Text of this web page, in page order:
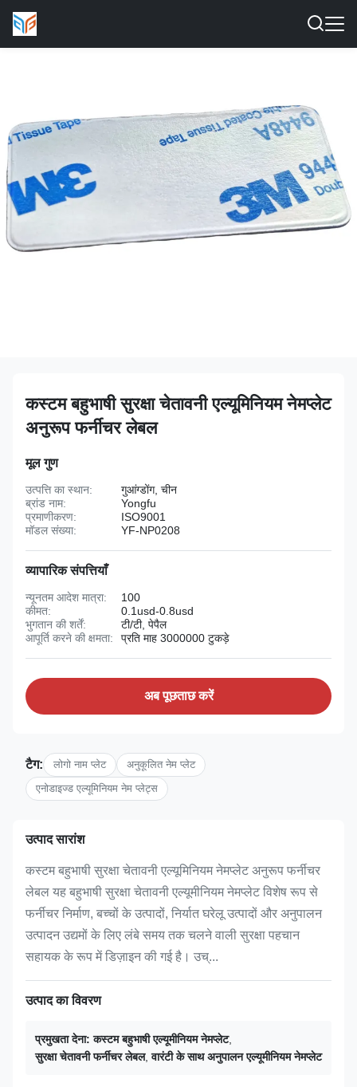
कस्टम बहुभाषी सुरक्षा चेतावनी एल्यूमिनियम नेमप्लेट
अनुरूप फर्नीचर लेबल
मूल गुण
उत्पत्ति का स्थान:
गुआंग्डोंग, चीन
ब्रांड नाम:
Yongfu
प्रमाणीकरण:
ISO9001
मॉडल संख्या:
YF-NP0208
व्यापारिक संपत्तियाँ
न्यूनतम आदेश मात्रा:
100
कीमत:
0.1usd-0.8usd
भुगतान की शर्तें:
टी/टी, पेपैल
आपूर्ति करने की क्षमता:
प्रति माह 3000000 टुकड़े
अब पूछताछ करें
टैग: लोगो नाम प्लेट
अनुकूलित नेम प्लेट
एनोडाइज्ड एल्यूमिनियम नेम प्लेट्स
उत्पाद सारांश
कस्टम बहुभाषी सुरक्षा चेतावनी एल्यूमिनियम नेमप्लेट अनुरूप फर्नीचर
लेबल यह बहुभाषी सुरक्षा चेतावनी एल्यूमीनियम नेमप्लेट विशेष रूप से
फर्नीचर निर्माण, बच्चों के उत्पादों, निर्यात घरेलू उत्पादों और अनुपालन
उत्पादन उद्यमों के लिए लंबे समय तक चलने वाली सुरक्षा पहचान
सहायक के रूप में डिज़ाइन की गई है। उच्...
उत्पाद का विवरण
प्रमुखता देना: कस्टम बहुभाषी एल्यूमीनियम नेमप्लेट,
सुरक्षा चेतावनी फर्नीचर लेबल,वारंटी के साथ अनुपालन एल्यूमीनियम नेमप्लेट